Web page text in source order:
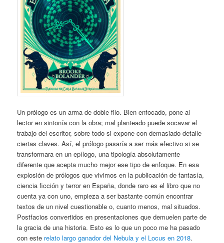
Un prólogo es un arma de doble filo. Bien enfocado, pone al
lector en sintonía con la obra; mal planteado puede socavar el
trabajo del escritor, sobre todo si expone con demasiado detalle
ciertas claves. Así, el prólogo pasaría a ser más efectivo si se
transformara en un epílogo, una tipología absolutamente
diferente que acepta mucho mejor ese tipo de enfoque. En esa
explosión de prólogos que vivimos en la publicación de fantasía,
ciencia ficción y terror en España, donde raro es el libro que no
cuenta ya con uno, empieza a ser bastante común encontrar
textos de un nivel cuestionable o, cuanto menos, mal situados.
Postfacios convertidos en presentaciones que demuelen parte de
la gracia de una historia. Esto es lo que un poco me ha pasado
con este relato largo ganador del Nebula y el Locus en 2018.